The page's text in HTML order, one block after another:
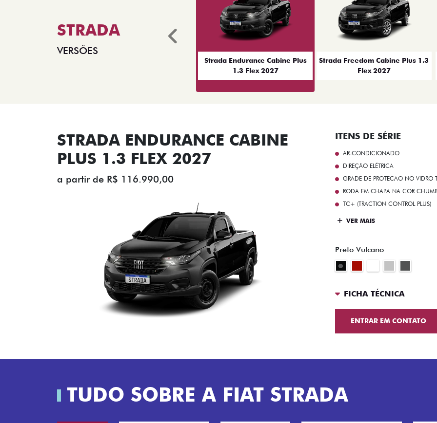
STRADA
VERSÕES
Strada Endurance Cabine Plus
1.3 Flex 2027
Strada Freedom Cabine Plus 1.3
Flex 2027
Anterior
STRADA ENDURANCE CABINE
PLUS 1.3 FLEX 2027
a partir de R$ 116.990,00
ITENS DE SÉRIE
AR-CONDICIONADO
DIREÇÃO ELÉTRICA
GRADE DE PROTECAO NO VIDRO
RODA EM CHAPA NA COR
TC+ (TRACTION CONTROL PLUS)
VER MAIS
Preto Vulcano
FICHA TÉCNICA
ENTRAR EM CONTATO
TUDO SOBRE A FIAT STRADA